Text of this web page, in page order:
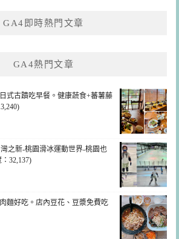
GA4即時熱門文章
GA4熱門文章
式古蹟吃早餐。健康蔬食+蕃薯藤
之新-桃園滑冰運動世界-桃園也
32,137)
麵好吃。店內豆花、豆漿免費吃